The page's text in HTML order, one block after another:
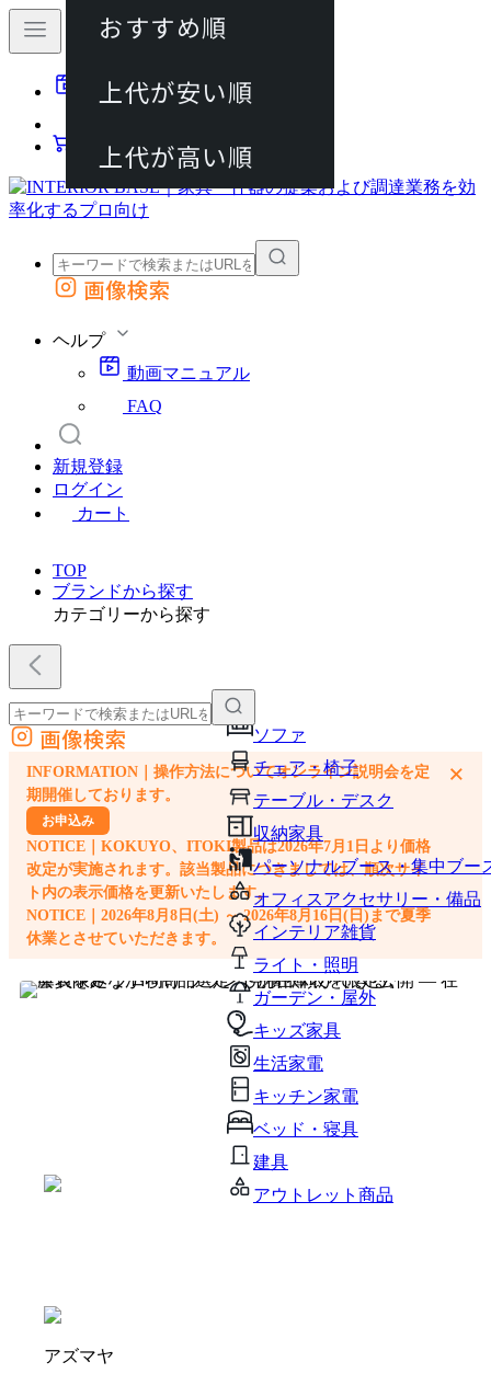
動画マニュアル
カート
外部サイトの商品をカートに追加
画像検索
ヘルプ
動画マニュアル
FAQ
新規登録
ログイン
カート
TOP
ブランドから探す
カテゴリーから探す
ソファ
チェア・椅子
テーブル・デスク
収納家具
パーソナルブース・集中ブー
オフィスアクセサリー・備品
インテリア雑貨
ライト・照明
ガーデン・屋外
キッズ家具
生活家電
キッチン家電
ベッド・寝具
建具
アウトレット商品
外部サイトの商品をカートに追加
他のサイトで見つけた商品ページのURLを貼り付けて、カートに追加できます
画像検索
INFORMATION｜操作方法についてオンライン説明会を定
期開催しております。
お申込み
NOTICE｜KOKUYO、ITOKI製品は2026年7月1日より価格
改定が実施されます。該当製品につきましては、順次サイ
ト内の表示価格を更新いたします。
NOTICE｜2026年8月8日(土) ～ 2026年8月16日(日)まで夏季
休業とさせていただきます。
×
アズマヤ
おすすめ順
上代が安い順
上代が高い順